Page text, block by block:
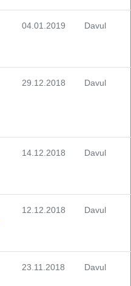
04.01.2019 Davul
29.12.2018 Davul
14.12.2018 Davul
12.12.2018 Davul
23.11.2018 Davul